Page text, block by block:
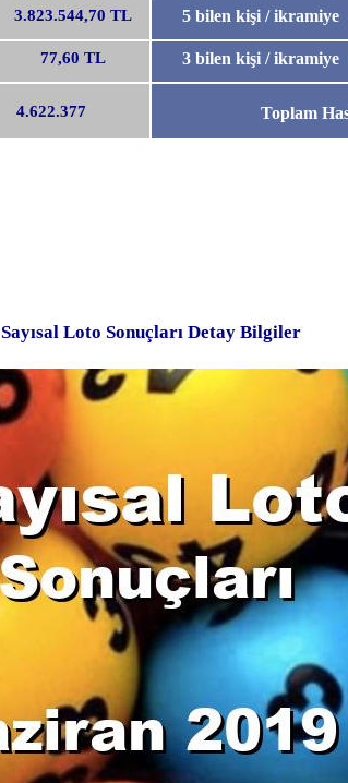
3.823.544,70 TL 5 bilen kişi / ikramiye
77,60 TL 3 bilen kişi / ikramiye
4.622.377 Toplam
Sayısal Loto Sonuçları Detay Bilgiler